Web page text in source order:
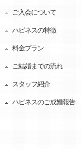
ご入会について
ハピネスの特徴
料金プラン
ご結婚までの流れ
スタッフ紹介
ハピネスのご成婚報告